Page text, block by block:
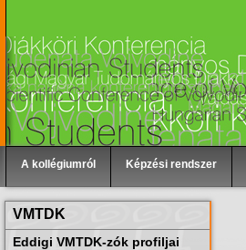
A kollégiumról Képzési rendszer
VMTDK
Eddigi VMTDK-zók profiljai